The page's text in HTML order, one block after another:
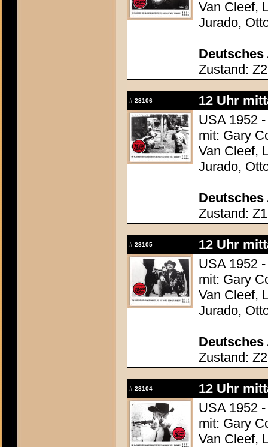
Van Cleef,
Jurado,
Deutsches
Zustand: Z2
# 28106
12 Uhr
USA 1952
mit: Gary
Van Cleef,
Jurado,
Deutsches
Zustand: Z1
# 28105
12 Uhr
USA 1952
mit: Gary
Van Cleef,
Jurado,
Deutsches
Zustand: Z2
# 28104
12 Uhr
USA 1952
mit: Gary
Van Cleef,